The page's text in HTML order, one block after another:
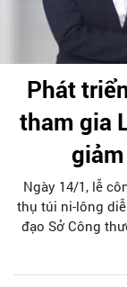
Phát
tham gia
Ngày 14/1, lễ
thụ túi ni-lông
đạo Sở Công
và Môi trường,